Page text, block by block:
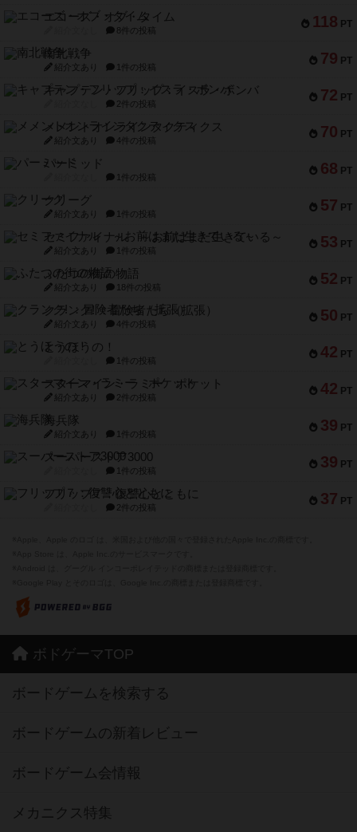
118 PT
エコーズ・オブ・タイム
8件の投稿
79 PT
南北戦争
紹介文あり 1件の投稿
72 PT
キャプテン・フリップ：イスラ・ボンバ
2件の投稿
70 PT
メメントオンラインタクティクス
紹介文あり 4件の投稿
68 PT
パーミッド
1件の投稿
57 PT
クリーグ
紹介文あり 1件の投稿
53 PT
セミファイナル ～お前はまだ生きている～
紹介文あり 1件の投稿
52 PT
ふたつの街の物語
紹介文あり 18件の投稿
50 PT
クランク! ：冒険者たち（拡張）
紹介文あり 4件の投稿
42 PT
とうほうの！
1件の投稿
42 PT
スターマイン・ラミー ポケット
紹介文あり 2件の投稿
39 PT
海兵隊
紹介文あり 1件の投稿
39 PT
スーパーストア3000
1件の投稿
37 PT
フリップ７：復讐心とともに
2件の投稿
ボドゲーマTOP
ボードゲームを検索する
ボードゲームの新着レビュー
ボードゲーム会情報
メカニクス特集